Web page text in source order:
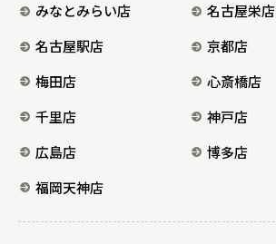
みなとみらい店
名古屋栄店
名古屋駅店
京都店
梅田店
心斎橋店
千里店
神戸店
広島店
博多店
福岡天神店